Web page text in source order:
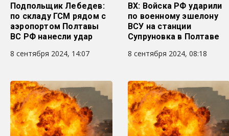
Подпольщик Лебедев:
по складу ГСМ рядом с
аэропортом Полтавы
ВС РФ нанесли удар
8 сентября 2024, 14:07
ВХ: Войска РФ ударили
по военному эшелону
ВСУ на станции
Супруновка в Полтаве
8 сентября 2024, 08:18